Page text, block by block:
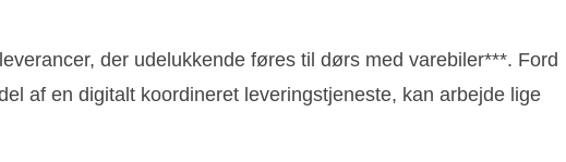
der udelukkende føres til dørs med varebiler***. Ford
af en digitalt koordineret leveringstjeneste, kan arbejde lige